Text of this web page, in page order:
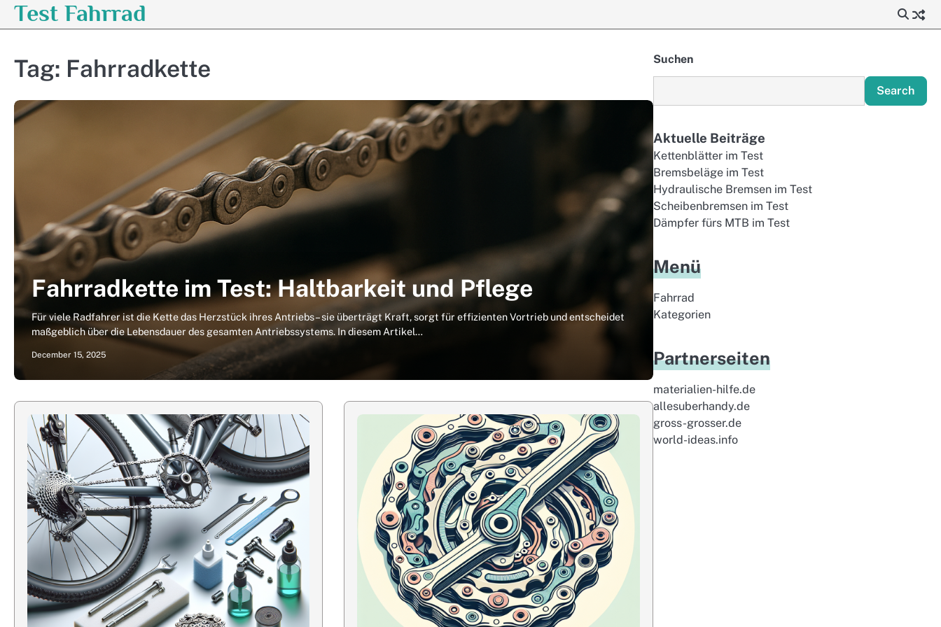
SkipTest Fahrrad
Tag: Fahrradkette
Fahrradkette im Test: Haltbarkeit und Pflege
Für viele Radfahrer ist die Kette das Herzstück ihres Antriebs – sie überträgt Kraft, sorgt für effizienten Vortrieb und entscheidet
maßgeblich über die Lebensdauer des gesamten Antriebssystems. In diesem Artikel…
December 15, 2025
Suchen
Search
Aktuelle Beiträge
Kettenblätter im Test
Bremsbeläge im Test
Hydraulische Bremsen im Test
Scheibenbremsen im Test
Dämpfer fürs MTB im Test
Menü
Fahrrad
Kategorien
Partnerseiten
materialien-hilfe.de
allesuberhandy.de
gross-grosser.de
world-ideas.info